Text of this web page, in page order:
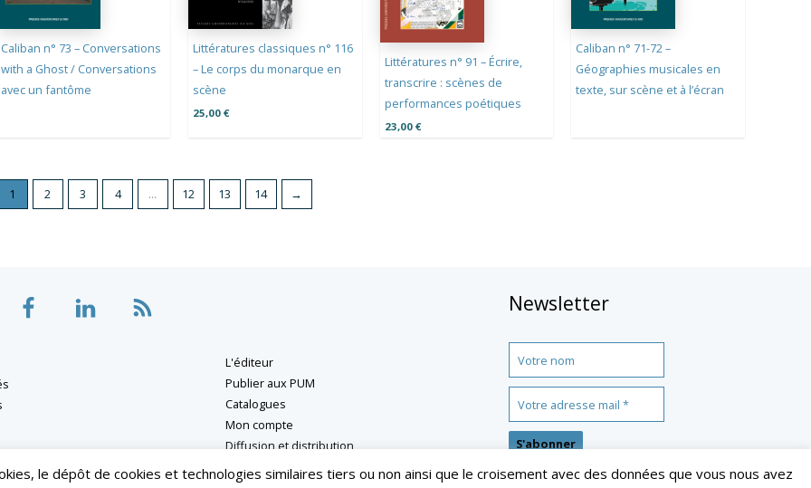
Caliban n° 73 – Conversations
with a Ghost / Conversations
avec un fantôme
Littératures classiques n° 116
– Le corps du monarque en
scène
25,00 €
Littératures n° 91 – Écrire,
transcrire : scènes de
performances poétiques
23,00 €
Caliban n° 71-72 –
Géographies musicales en
texte, sur scène et à l’écran
1 2 3 4 … 12 13 14 →
L'éditeur
Publier aux PUM
Catalogues
Mon compte
Diffusion et distribution
Nous contacter
Newsletter
le dépôt de cookies et technologies similaires tiers ou non ainsi que le croisement avec des données que vous nous avez